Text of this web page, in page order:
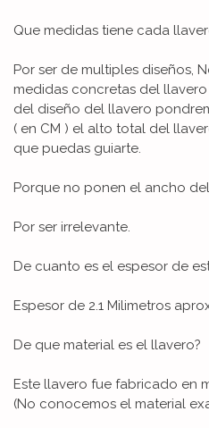
Que medidas tiene cada
Por ser de multiples diseños,
medidas concretas del
del diseño del llavero
( en CM ) el alto total del
que puedas guiarte.
Porque no ponen el ancho
Por ser irrelevante.
De cuanto es el espesor de
Espesor de 2.1 Milimetros
De que material es el llavero?
Este llavero fue fabricado en
(No conocemos el material